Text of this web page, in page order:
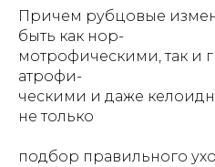
Причем рубцовые
быть как нор-
мотрофическими, так и
атрофи-
ческими и даже
не только
подбор правильного